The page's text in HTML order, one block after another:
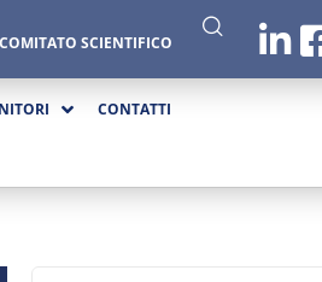
COMITATO SCIENTIFICO
CONTATTI